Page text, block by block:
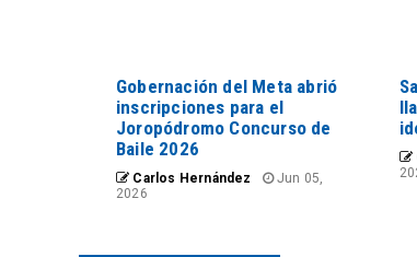
Gobernación del Meta abrió
inscripciones para el
Joropódromo Concurso de
Baile 2026
Carlos Hernández
Jun 05,
2026